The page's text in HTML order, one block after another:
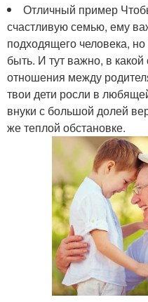
Отличный пример
счастливую семью, ему
подходящего человека,
быть. И тут важно, в
отношения между
твои дети росли в
внуки с большой долей
же теплой обстановке.